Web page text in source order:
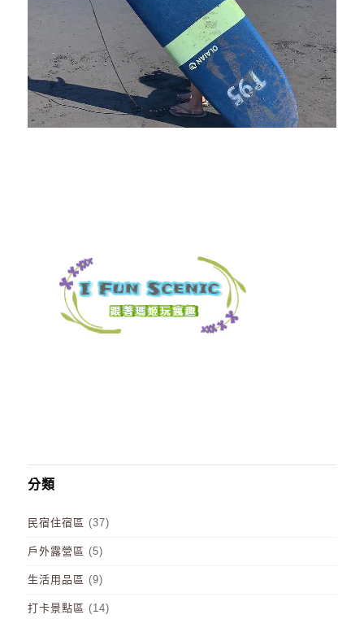
分類
民宿住宿區 (37)
戶外露營區 (5)
生活用品區 (9)
打卡景點區 (14)